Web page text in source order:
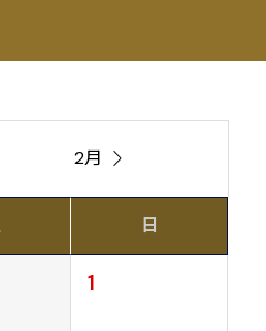
2月 
日
1